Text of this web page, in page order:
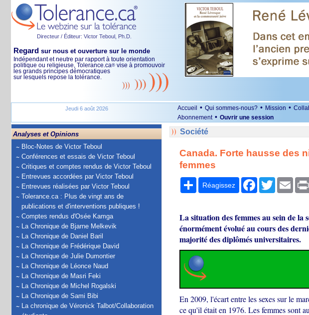
Directeur / Éditeur: Victor Teboul, Ph.D.
Regard sur nous et ouverture sur le monde
Indépendant et neutre par rapport à toute orientation
politique ou religieuse, Tolerance.ca® vise à promouvoir
les grands principes démocratiques
sur lesquels repose la tolérance.
Jeudi 6 août 2026 Accueil • Qui sommes-nous? • Mission •
Abonnement • Ouvrir une session
Analyses et Opinions
Bloc-Notes de Victor Teboul
Conférences et essais de Victor Teboul
Critiques et comptes rendus de Victor Teboul
Entrevues accordées par Victor Teboul
Entrevues réalisées par Victor Teboul
Tolerance.ca : Plus de vingt ans de
publications et d'interventions publiques !
Comptes rendus d'Osée Kamga
La Chronique de Bjarne Melkevik
La Chronique de Daniel Baril
La Chronique de Frédérique David
La Chronique de Julie Dumontier
La Chronique de Léonce Naud
La Chronique de Masri Feki
La Chronique de Michel Rogalski
La Chronique de Sami Bibi
La chronique de Véronick Talbot/Collaboration
Société
Canada. Forte hausse des
femmes
Partager
Réagissez Facebook
TwitterEmail
La situation des femmes au sein de la
énormément évolué au cours des
majorité des diplômés universitaires.
En 2009, l'écart entre les sexes sur le
ce qu'il était en 1976. Les femmes sont